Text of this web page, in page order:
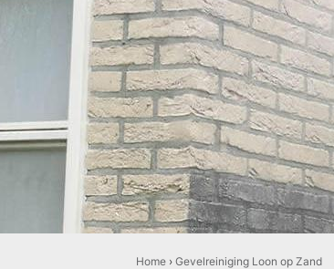
Home ›Gevelreiniging Loon op Zand